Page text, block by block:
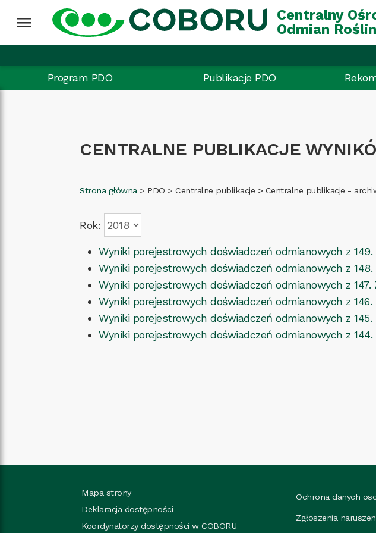
menu
Centralny
Odmian
Program PDO Publikacje PDO
CENTRALNE PUBLIKACJE
Strona główna > PDO >Centralne publikacje > Centralne publikacje -
Rok:
Wyniki porejestrowych doświadczeń odmianowych z
Wyniki porejestrowych doświadczeń odmianowych z
Wyniki porejestrowych doświadczeń odmianowych z
Wyniki porejestrowych doświadczeń odmianowych z 146.
Wyniki porejestrowych doświadczeń odmianowych z 145.
Wyniki porejestrowych doświadczeń odmianowych z
Mapa strony
Deklaracja dostępności
Koordynatorzy dostępności w COBORU
Ochrona danych
Zgłoszenia